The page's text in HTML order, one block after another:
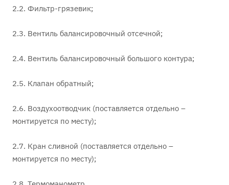
2.2. Фильтр-грязевик;
2.3. Вентиль балансировочный отсечной;
2.4. Вентиль балансировочный большого контура;
2.5. Клапан обратный;
2.6. Воздухоотводчик (поставляется отдельно –
монтируется по месту);
2.7. Кран сливной (поставляется отдельно –
монтируется по месту);